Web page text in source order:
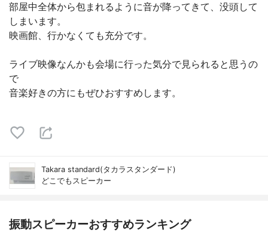
部屋中全体から包まれるように音が降ってきて、没頭して
しまいます。
映画館、行かなくても充分です。
ライブ映像なんかも会場に行った気分で見られると思うの
で
音楽好きの方にもぜひおすすめします。
Takara standard(タカラスタンダード)
どこでもスピーカー
振動スピーカーおすすめランキング